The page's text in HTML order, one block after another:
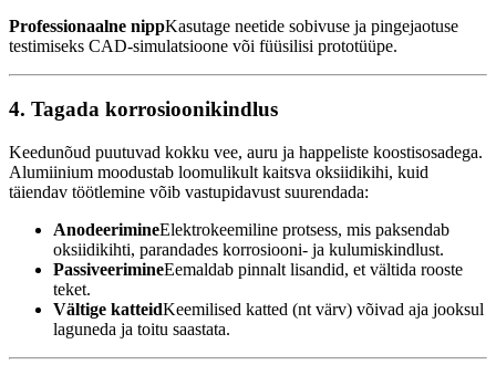
Professionaalne nippKasutage neetide sobivuse ja pingejaotuse
testimiseks CAD-simulatsioone või füüsilisi prototüüpe.
4. Tagada korrosioonikindlus
Keedunõud puutuvad kokku vee, auru ja happeliste koostisosadega.
Alumiinium moodustab loomulikult kaitsva oksiidikihi, kuid
täiendav töötlemine võib vastupidavust suurendada:
AnodeerimineElektrokeemiline protsess, mis paksendab
oksiidikihti, parandades korrosiooni- ja kulumiskindlust.
PassiveerimineEemaldab pinnalt lisandid, et vältida rooste
teket.
Vältige katteidKeemilised katted (nt värv) võivad aja jooksul
laguneda ja toitu saastata.